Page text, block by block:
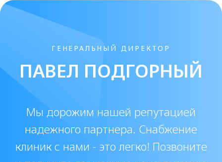
косметологов и клиник.
Цена Crystal Deep: от чего зависит
стоимость?
вопросом цена Crystal Deep. Она
зависит от объема упаковки,
производителя и действующих акций. В
актуальные предложения,
позволяющие выгодно заказать филлер
с доставкой.